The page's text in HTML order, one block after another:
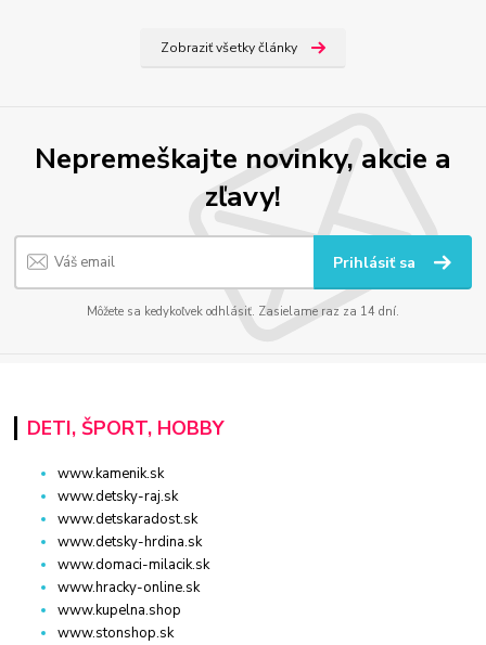
Zobraziť všetky články
Nepremeškajte novinky, akcie a
zľavy!
Prihlásiť sa
Môžete sa kedykoľvek odhlásiť. Zasielame raz za 14 dní.
DETI, ŠPORT, HOBBY
www.kamenik.sk
www.detsky-raj.sk
www.detskaradost.sk
www.detsky-hrdina.sk
www.domaci-milacik.sk
www.hracky-online.sk
www.kupelna.shop
www.stonshop.sk